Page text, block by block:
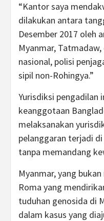
“Kantor saya
dilakukan antara
Desember 2017 oleh
Myanmar,
nasional, polisi
sipil non-Rohingya.”
Yurisdiksi pengadilan
keanggotaan
melaksanakan
pelanggaran terjadi
tanpa memandang
Myanmar, yang
Roma yang
tuduhan genosida di
dalam kasus yang